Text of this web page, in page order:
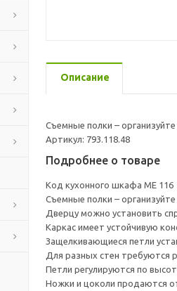
Описание
Съемные полки –
Артикул: 793.118.48
Подробнее о товаре
Код кухонного шкафа ME 116
Съемные полки –
Дверцу можно установить
Каркас имеет устойчивую
Защелкивающиеся петли
Для разных стен требуются
Петли регулируются по
Ножки и цоколи продаются